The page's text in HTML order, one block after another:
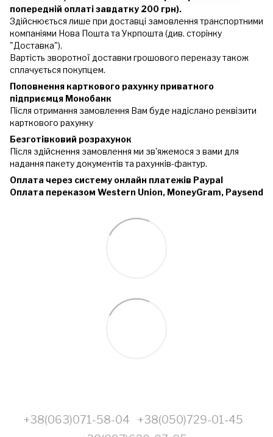
попередній оплаті завдатку 200 грн).
Здійснюється лише при доставці замовлення транспортними
компаніями Нова Пошта та Укрпошта (див. сторінку
"Доставка").
Вартість зворотної доставки грошового переказу також
сплачується покупцем.
Поповнення карткового рахунку приватного
підприємця Монобанк
Після отримання замовлення Вам буде надіслано реквізити
карткового рахунку
Безготівковий розрахунок
Після здійснення замовлення ми зв'яжемося з вами для
надання пакету документів та рахунків-фактур.
Оплата через систему онлайн платежів Paypal
Оплата переказом Western Union, MoneyGram, Paysend
+38(063)071-58-04
+38(050)729-01-45